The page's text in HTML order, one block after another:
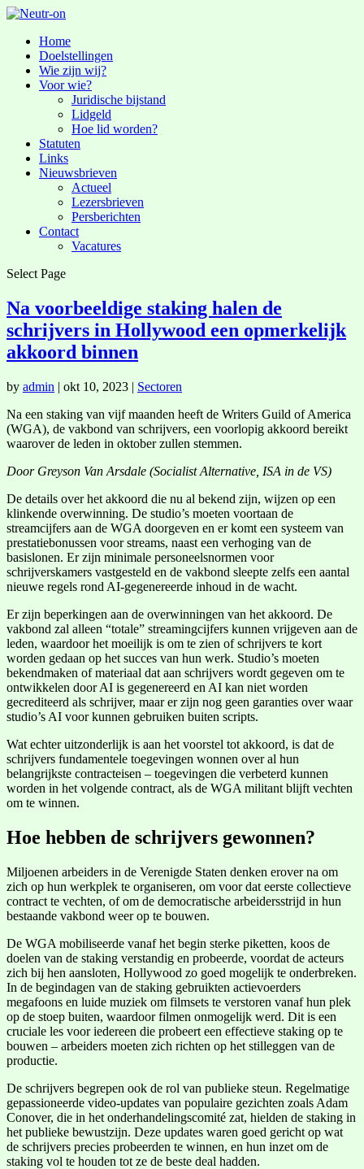
Home
Doelstellingen
Wie zijn wij?
Voor wie?
Juridische bijstand
Lidgeld
Hoe lid worden?
Statuten
Links
Nieuwsbrieven
Actueel
Lezersbrieven
Persberichten
Contact
Vacatures
Select Page
Na voorbeeldige staking halen de
schrijvers in Hollywood een opmerkelijk
akkoord binnen
by admin | okt 10, 2023 | Sectoren
Na een staking van vijf maanden heeft de Writers Guild of America
(WGA), de vakbond van schrijvers, een voorlopig akkoord bereikt
waarover de leden in oktober zullen stemmen.
Door Greyson Van Arsdale (Socialist Alternative, ISA in de VS)
De details over het akkoord die nu al bekend zijn, wijzen op een
klinkende overwinning. De studio’s moeten voortaan de
streamcijfers aan de WGA doorgeven en er komt een systeem van
prestatiebonussen voor streams, naast een verhoging van de
basislonen. Er zijn minimale personeelsnormen voor
schrijverskamers vastgesteld en de vakbond sleepte zelfs een aantal
nieuwe regels rond AI-gegenereerde inhoud in de wacht.
Er zijn beperkingen aan de overwinningen van het akkoord. De
vakbond zal alleen “totale” streamingcijfers kunnen vrijgeven aan de
leden, waardoor het moeilijk is om te zien of schrijvers te kort
worden gedaan op het succes van hun werk. Studio’s moeten
bekendmaken of materiaal dat aan schrijvers wordt gegeven om te
ontwikkelen door AI is gegenereerd en AI kan niet worden
gecrediteerd als schrijver, maar er zijn nog geen garanties over waar
studio’s AI voor kunnen gebruiken buiten scripts.
Wat echter uitzonderlijk is aan het voorstel tot akkoord, is dat de
schrijvers fundamentele toegevingen wonnen over al hun
belangrijkste contracteisen – toegevingen die verbeterd kunnen
worden in het volgende contract, als de WGA militant blijft vechten
om te winnen.
Hoe hebben de schrijvers gewonnen?
Miljoenen arbeiders in de Verenigde Staten denken erover na om
zich op hun werkplek te organiseren, om voor dat eerste collectieve
contract te vechten, of om de democratische arbeidersstrijd in hun
bestaande vakbond weer op te bouwen.
De WGA mobiliseerde vanaf het begin sterke piketten, koos de
doelen van de staking verstandig en probeerde, voordat de acteurs
zich bij hen aansloten, Hollywood zo goed mogelijk te onderbreken.
In de begindagen van de staking gebruikten actievoerders
megafoons en luide muziek om filmsets te verstoren vanaf hun plek
op de stoep buiten, waardoor filmen onmogelijk werd. Dit is een
cruciale les voor iedereen die probeert een effectieve staking op te
bouwen – arbeiders moeten zich richten op het stilleggen van de
productie.
De schrijvers begrepen ook de rol van publieke steun. Regelmatige
gepassioneerde video-updates van populaire gezichten zoals Adam
Conover, die in het onderhandelingscomité zat, hielden de staking in
het publieke bewustzijn. Deze updates waren goed gericht op wat
de schrijvers precies probeerden te winnen, en hun inzet om de
staking vol te houden tot ze de beste deal hadden.